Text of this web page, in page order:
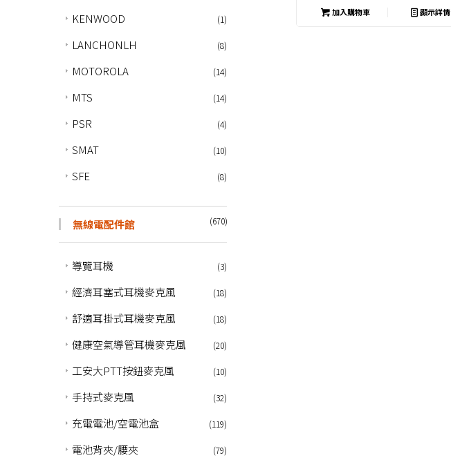
加入購物車 顯示詳情
KENWOOD (1)
LANCHONLH (8)
MOTOROLA (14)
MTS (14)
PSR (4)
SMAT (10)
SFE (8)
無線電配件館 (670)
導覽耳機 (3)
經濟耳塞式耳機麥克風 (18)
舒適耳掛式耳機麥克風 (18)
健康空氣導管耳機麥克風 (20)
工安大PTT按鈕麥克風 (10)
手持式麥克風 (32)
充電電池/空電池盒 (119)
電池背夾/腰夾 (79)